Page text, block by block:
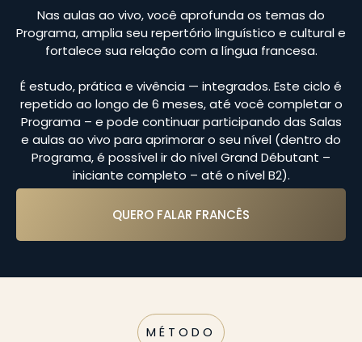
Nas aulas ao vivo, você aprofunda os temas do
Programa, amplia seu repertório linguístico e cultural e
fortalece sua relação com a língua francesa.
É estudo, prática e vivência — integrados. Este ciclo é
repetido ao longo de 6 meses, até você completar o
Programa – e pode continuar participando das Salas
e aulas ao vivo para aprimorar o seu nível (dentro do
Programa, é possível ir do nível Grand Débutant –
iniciante completo – até o nível B2).
QUERO FALAR FRANCÊS
MÉTODO